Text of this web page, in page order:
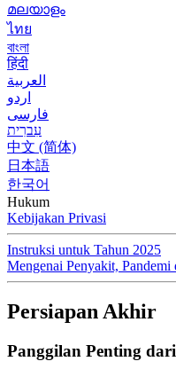
മലയാളം
ไทย
বাংলা
हिंदी
العربية
اردو
فارسی
עִברִית
中文 (简体)
日本語
한국어
Hukum
Kebijakan Privasi
Instruksi untuk Tahun 2025
Mengenai Penyakit,
Persiapan Akhir
Panggilan Penting